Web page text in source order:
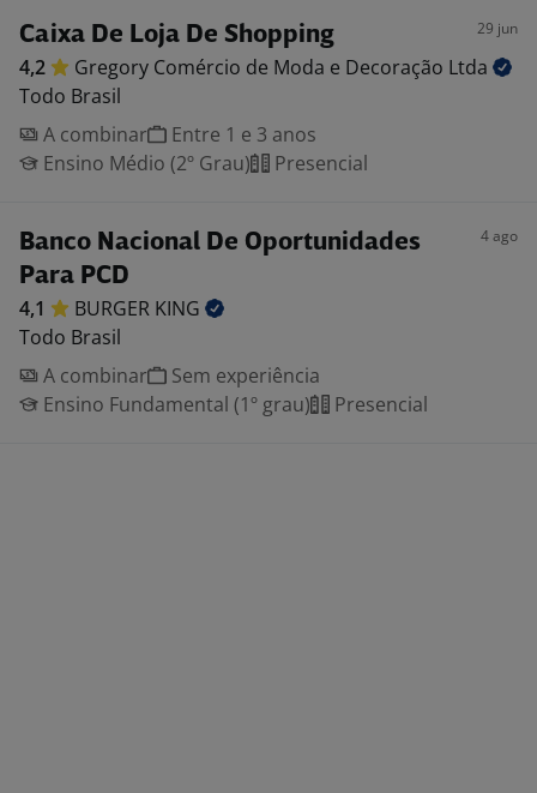
Caixa De Loja De Shopping 29 jun
4,2 Gregory Comércio de Moda e Decoração Ltda
Todo Brasil
A combinar
Entre 1 e 3 anos
Ensino Médio (2º Grau)
Presencial
Banco Nacional De Oportunidades
Para PCD
4 ago
4,1 BURGER KING
Todo Brasil
A combinar
Sem experiência
Ensino Fundamental (1º grau)
Presencial